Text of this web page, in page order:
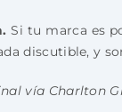
Si tu marca es
discutible, y
vía Charlton